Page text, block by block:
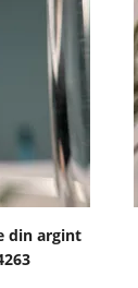
din argint